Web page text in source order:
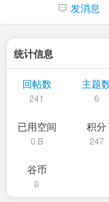
发消息
统计信息
回帖数
241
主题
6
已用空间
0 B
积分
247
谷币
0